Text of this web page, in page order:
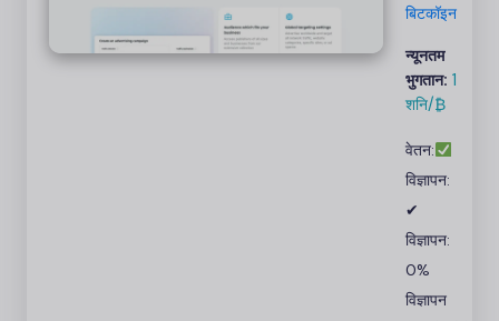
बिटकॉइन
नेटवर्क के
रूप में
अपने
के प्रभाव
को बढ़ाने के
लिए उच्च
गुणवत्ता
वाले
क्रिप्टो
विज्ञापनों की
बिटकॉइन
न्यूनतम
भुगतान: 1
शनि/₿
वेतन:
विज्ञापन:
✔
विज्ञापन:
0%
विज्ञापन